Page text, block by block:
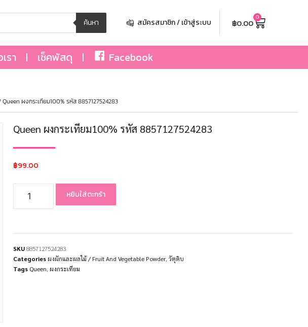
ค้นหา สมัครสมาชิก / เข้าสู่ระบบ ฿0.00 0
รา เช็คพัสดุ Facebook
ผงกระเทียม100% รหัส 8857127524283
Queen ผงกระเทียม100% รหัส 8857127524283
฿99.00
หยิบใส่ตะกร้า
SKU8857127524283
Categories ผงผักและผลไม้ / Fruit And Vegetable Powder, วัตุดิบ
Tags Queen ผงกระเทียม